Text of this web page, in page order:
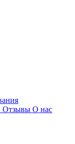
Отзывы О нас